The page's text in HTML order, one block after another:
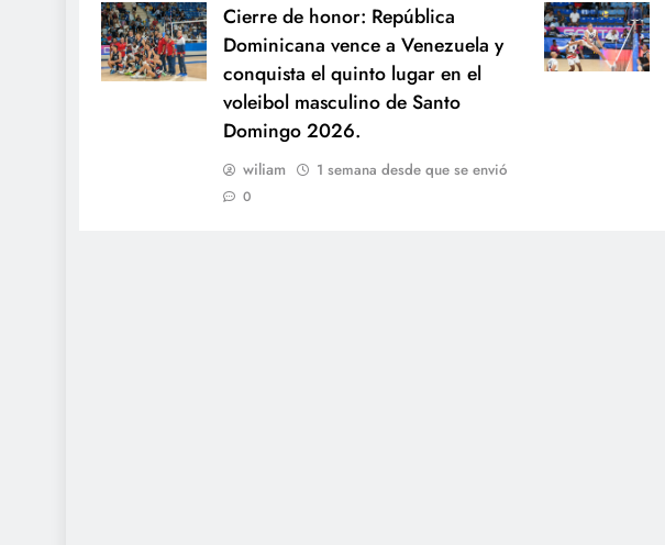
Cierre de honor: República
Dominicana vence a Venezuela y
conquista el quinto lugar en el
voleibol masculino de Santo
Domingo 2026.
wiliam 1 semana desde que se envió
0